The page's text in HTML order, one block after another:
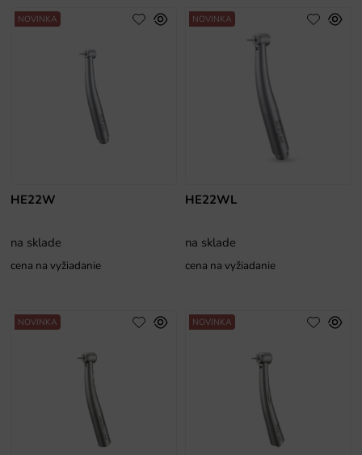
HE22W
NOVINKA
na sklade
cena na vyžiadanie
HE22WL
NOVINKA
na sklade
cena na vyžiadanie
NOVINKA NOVINKA